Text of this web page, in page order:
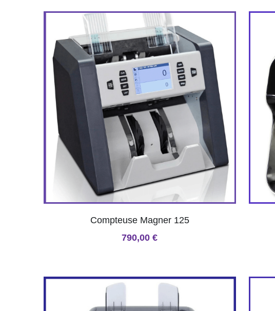
Compteuse Magner 125
790,00 €